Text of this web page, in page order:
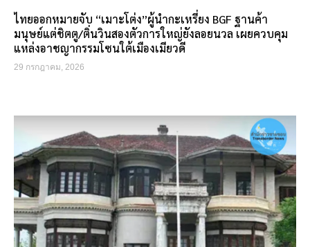
ไทยออกหมายจับ “เมาะโต่ง”ผู้นำกะเหรี่ยง BGF ฐานค้า
มนุษย์แต่ชิตตู/ติ่นวินสองตัวการใหญ่ยังลอยนวล เผยควบคุม
แหล่งอาชญากรรมโซนใต้เมืองเมียวดี
29 กรกฎาคม, 2026